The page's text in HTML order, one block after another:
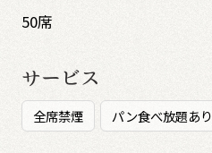
50席
サービス
全席禁煙 パン食べ放題あり